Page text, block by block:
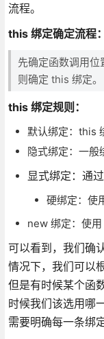
流程。
this 绑定确定流程：
先确定函数调用
则确定 this 绑定。
this 绑定规则：
默认绑定：this
隐式绑定：一
显式绑定：通
硬绑定：使
new 绑定：使
可以看到，我们确
情况下，我们可以
但是有时候某个函
时候我们该选用哪
需要明确每一条绑